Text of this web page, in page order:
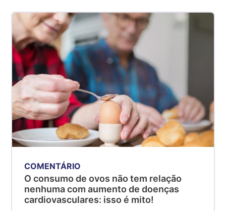
COMENTÁRIO
O consumo de ovos não tem relação
nenhuma com aumento de doenças
cardiovasculares: isso é mito!